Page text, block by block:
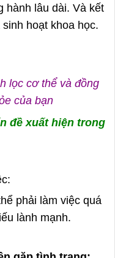
hành lâu dài. Và kết
hoạt khoa học.
lọc cơ thể và đồng
của bạn
đề xuất hiện trong
phải làm việc quá
lành mạnh.